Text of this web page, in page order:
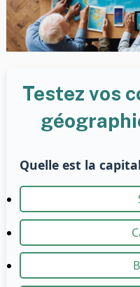
Testez vos
Quelle est la